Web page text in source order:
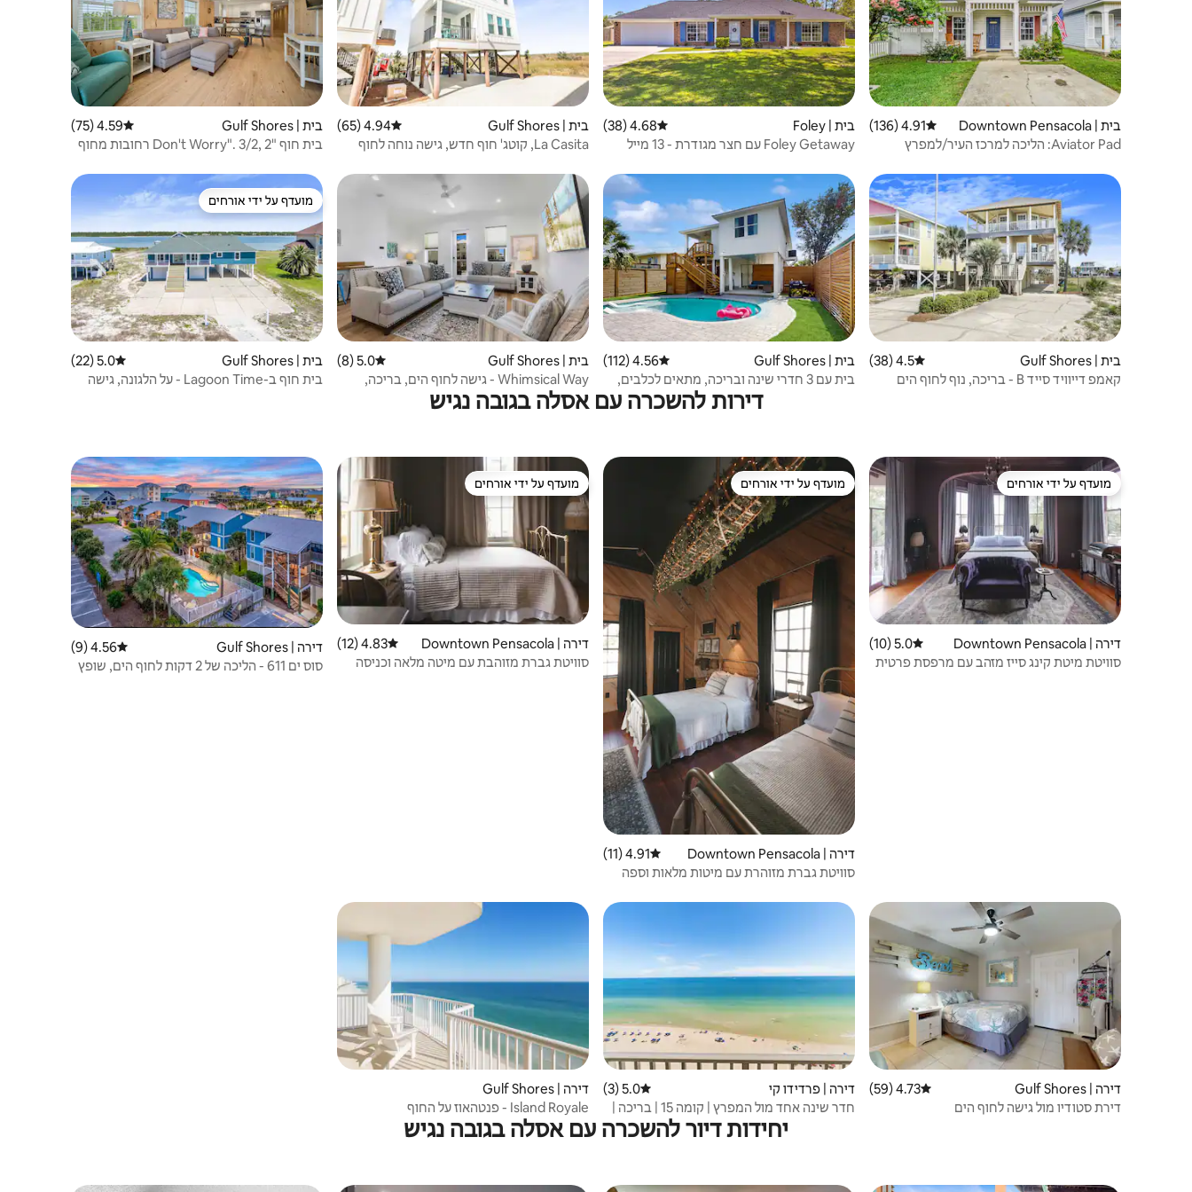
בית | Downtown Pensacola דירוג ממוצע של 4.91 מתוך 5, 136 ביקורות
4.91 (136)
Aviator Pad: הליכה למרכז העיר/למפרץ
בית | Foley דירוג ממוצע של 4.68 מתוך 5, 38 ביקורות
4.68 (38)
Foley Getaway עם חצר מגודרת - 13 מייל
בית | Gulf Shores דירוג ממוצע של 4.94 מתוך 5, 65 ביקורות
4.94 (65)
La Casita, קוטג' חוף חדש, גישה נוחה לחוף
בית | Gulf Shores דירוג ממוצע של 4.59 מתוך 5, 75 ביקורות
4.59 (75)
בית חוף "Don't Worry". 3/2, 2 רחובות מחוף
בית | Gulf Shores דירוג ממוצע של 4.5 מתוך 5, 38 ביקורות
4.5 (38)
קאמפ דייוויד סייד B - בריכה, נוף לחוף הים
בית | Gulf Shores דירוג ממוצע של 4.56 מתוך 5, 112 ביקורות
4.56 (112)
בית עם 3 חדרי שינה ובריכה, מתאים לכלבים,
בית | Gulf Shores דירוג ממוצע של 5.0 מתוך 5, 8 ביקורות
5.0 (8)
Whimsical Way - גישה לחוף הים, בריכה,
נבנה בשנת 2025
מועדף על ידי אורחים
מועדף על ידי אורחים
בית | Gulf Shores דירוג ממוצע של 5.0 מתוך 5, 22 ביקורות
5.0 (22)
בית חוף ב-Lagoon Time - על הלגונה, גישה
דירות להשכרה עם אסלה בגובה נגיש
מועדף על ידי אורחים
מועדף על ידי אורחים
דירה | Downtown Pensacola דירוג ממוצע של 5.0 מתוך 5, 10 ביקורות
5.0 (10)
סוויטת מיטת קינג סייז מזהב עם מרפסת פרטית
מועדף על ידי אורחים
מועדף על ידי אורחים
דירה | Downtown Pensacola דירוג ממוצע של 4.91 מתוך 5, 11 ביקורות
4.91 (11)
סוויטת גברת מזוהרת עם מיטות מלאות וספה
מועדף על ידי אורחים
מועדף על ידי אורחים
דירה | Downtown Pensacola דירוג ממוצע של 4.83 מתוך 5, 12 ביקורות
4.83 (12)
סוויטת גברת מזוהבת עם מיטה מלאה וכניסה
דירה | Gulf Shores דירוג ממוצע של 4.56 מתוך 5, 9 ביקורות
4.56 (9)
סוס ים 611 - הליכה של 2 דקות לחוף הים, שופץ
דירה | Gulf Shores דירוג ממוצע של 4.73 מתוך 5, 59 ביקורות
4.73 (59)
דירת סטודיו מול גישה לחוף הים
דירה | פרדידו קי דירוג ממוצע של 5.0 מתוך 5, 3 ביקורות
5.0 (3)
חדר שינה אחד מול המפרץ | קומה 15 | בריכה |
ג'קוזי | מכונת כביסה ומייבש
דירה | Gulf Shores
Island Royale - פנטהאוז על החוף
יחידות דיור להשכרה עם אסלה בגובה נגיש